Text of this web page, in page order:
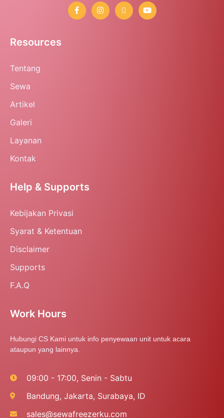
Resources
Tentang
Sewa
Artikel
Galeri
Layanan
Kontak
Help & Supports
Kebijakan Privasi
Syarat & Ketentuan
Disclaimer
Supports
F.A.Q
Work Hours
Hubungi CS Kami untuk info penyewaan unit untuk acara
ataupun yang lainnya.
09:00 - 17:00, Senin - Sabtu
Bandung, Jakarta, Surabaya, ID
sales@sewafreezerku.com